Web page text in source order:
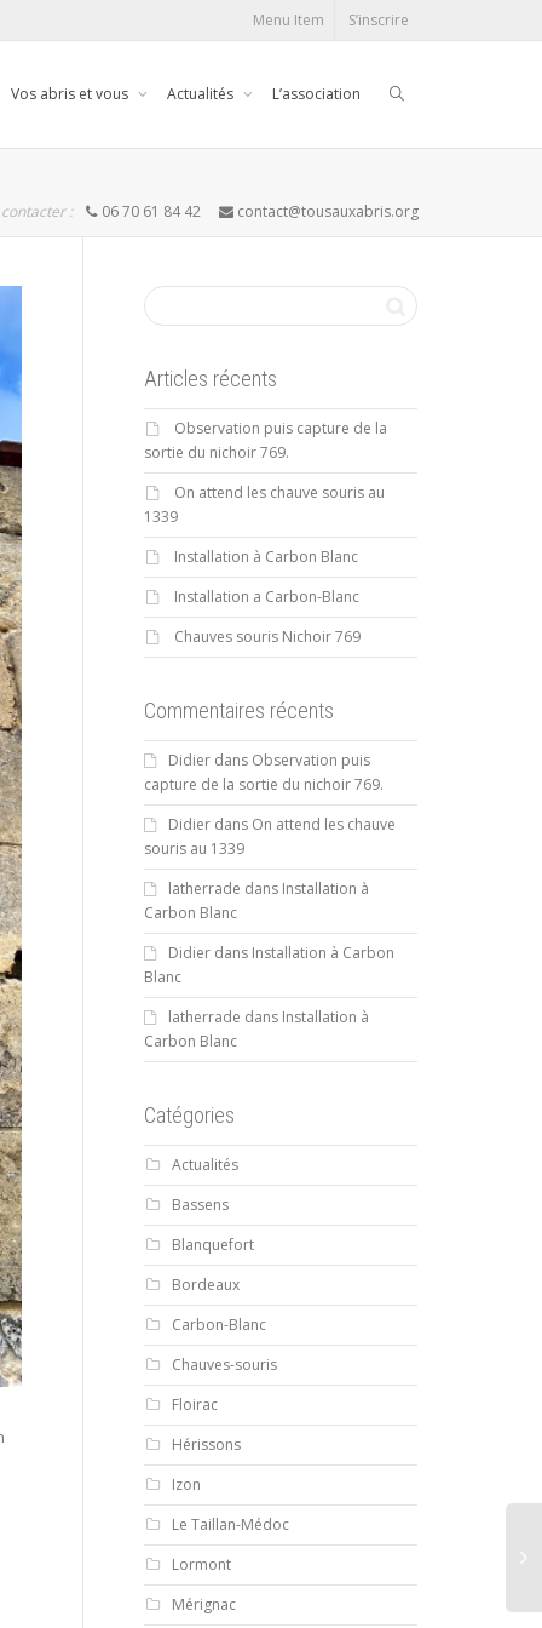
Menu Item S’inscrire
Vos abris et vous Actualités L’association
: 06 70 61 84 42 contact@tousauxabris.org
Articles récents
Observation puis capture de la
sortie du nichoir 769.
On attend les chauve souris au
1339
Installation à Carbon Blanc
Installation a Carbon-Blanc
Chauves souris Nichoir 769
Commentaires récents
Didierdans Observation puis
capture de la sortie du nichoir 769.
Didierdans On attend les chauve
souris au 1339
latherrade dans Installation à
Carbon Blanc
Didierdans Installation à Carbon
Blanc
latherrade dans Installation à
Carbon Blanc
Catégories
Actualités
Bassens
Blanquefort
Bordeaux
Carbon-Blanc
Chauves-souris
Floirac
Hérissons
Izon
Le Taillan-Médoc
Lormont
Mérignac